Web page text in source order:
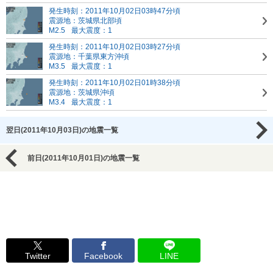
発生時刻：2011年10月02日03時47分頃
震源地：茨城県北部頃
M2.5
最大震度：1
発生時刻：2011年10月02日03時27分頃
震源地：千葉県東方沖頃
M3.5
最大震度：1
発生時刻：2011年10月02日01時38分頃
震源地：茨城県沖頃
M3.4
最大震度：1
翌日(2011年10月03日)の地震一覧
前日(2011年10月01日)の地震一覧
Twitter Facebook LINE